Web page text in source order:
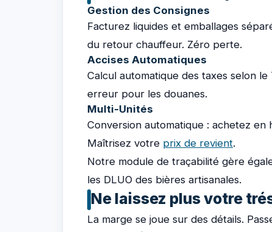
Gestion des Consignes
Facturez liquides et emballages
du retour chauffeur. Zéro perte.
Accises Automatiques
Calcul automatique des taxes selon
erreur pour les douanes.
Multi-Unités
Conversion automatique : achetez
Maîtrisez votre prix de revient.
Notre module de traçabilité gère
les DLUO des bières artisanales.
Ne laissez plus votre
La marge se joue sur des détails.